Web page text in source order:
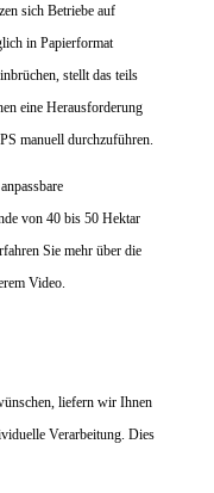
sich Betriebe auf
in Papierformat
stellt das teils
eine Herausforderung
manuell durchzuführen.
von 40 bis 50 Hektar
Sie mehr über die
Video.
liefern wir Ihnen
Verarbeitung. Dies